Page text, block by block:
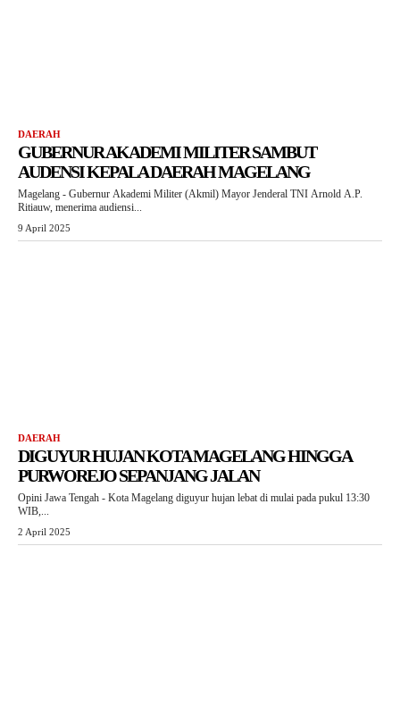
DAERAH
GUBERNUR AKADEMI MILITER SAMBUT
AUDENSI KEPALA DAERAH MAGELANG
Magelang - Gubernur Akademi Militer (Akmil) Mayor Jenderal TNI Arnold A.P.
Ritiauw, menerima audiensi...
9 April 2025
DAERAH
DIGUYUR HUJAN KOTA MAGELANG HINGGA
PURWOREJO SEPANJANG JALAN
Opini Jawa Tengah - Kota Magelang diguyur hujan lebat di mulai pada pukul 13:30
WIB,...
2 April 2025